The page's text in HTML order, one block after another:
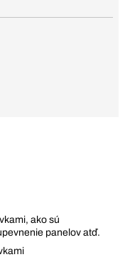
ako sú
panelov atď.